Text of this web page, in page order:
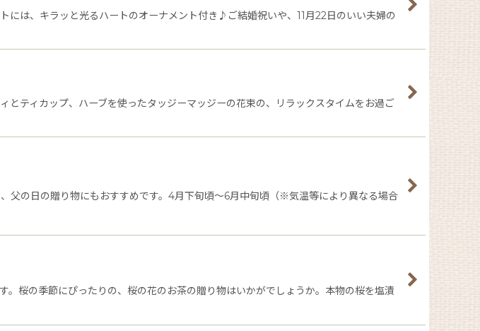
には、キラッと光るハートのオーナメント付き♪ご結婚祝いや、11月22日のいい夫婦の
ティカップ、ハーブを使ったタッジーマッジーの花束の、リラックスタイムをお過ご
父の日の贈り物にもおすすめです。4月下旬頃〜6月中旬頃（※気温等により異なる場合
桜の季節にぴったりの、桜の花のお茶の贈り物はいかがでしょうか。本物の桜を塩漬